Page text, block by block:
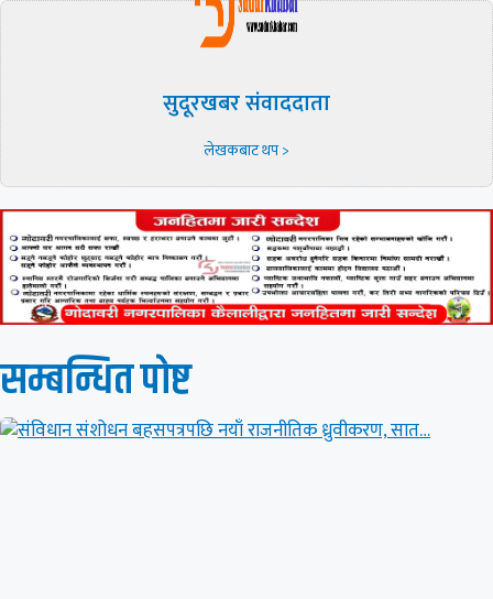
सुदूरखबर संवाददाता
लेखकबाट थप >
सम्बन्धित पाेष्ट